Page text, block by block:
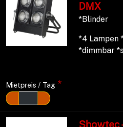
DMX
*Blinder
*4 Lampen
*dimmbar
Mietpreis / Tag *